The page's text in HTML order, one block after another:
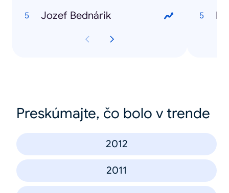
Jozef Bednárik
Preskúmajte, čo bolo v trende
2012
2011